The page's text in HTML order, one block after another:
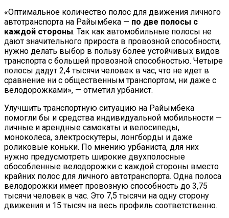
«Оптимальное количество полос для движения личного
автотранспорта на Райымбека — по две полосы с
каждой стороны. Так как автомобильные полосы не
дают значительного прироста в провозной способности,
нужно делать выбор в пользу более устойчивых видов
транспорта с большей провозной способностью. Четыре
полосы дадут 2,4 тысячи человек в час, что не идет в
сравнение ни с общественным транспортом, ни даже с
велодорожками», — отметил урбанист.
Улучшить транспортную ситуацию на Райымбека
помогли бы и средства индивидуальной мобильности —
личные и арендные самокаты и велосипеды,
моноколеса, электроскутеры, лонгборды и даже
роликовые коньки. По мнению урбаниста, для них
нужно предусмотреть широкие двухполосные
обособленные велодорожки с каждой стороны вместо
крайних полос для личного автотранспорта. Одна полоса
велодорожки имеет провозную способность до 3,75
тысячи человек в час. Это 7,5 тысячи на одну сторону
движения и 15 тысяч на весь профиль соответственно.